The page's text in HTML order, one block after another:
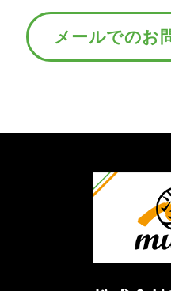
メールでのお